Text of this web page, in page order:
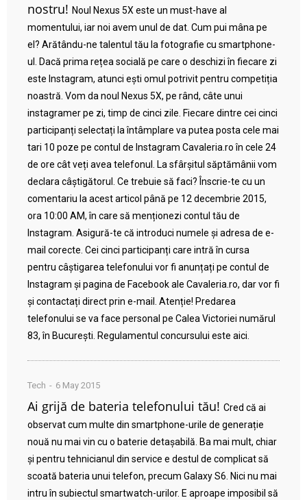
nostru! Noul Nexus 5X este un must-have al
momentului, iar noi avem unul de dat. Cum pui mâna pe
el? Arătându-ne talentul tău la fotografie cu smartphone-
ul. Dacă prima rețea socială pe care o deschizi în fiecare zi
este Instagram, atunci ești omul potrivit pentru competiția
noastră. Vom da noul Nexus 5X, pe rând, câte unui
instagramer pe zi, timp de cinci zile. Fiecare dintre cei cinci
participanți selectați la întâmplare va putea posta cele mai
tari 10 poze pe contul de Instagram Cavaleria.ro în cele 24
de ore cât veți avea telefonul. La sfârșitul săptămânii vom
declara câștigătorul. Ce trebuie să faci? Înscrie-te cu un
comentariu la acest articol până pe 12 decembrie 2015,
ora 10:00 AM, în care să menționezi contul tău de
Instagram. Asigură-te că introduci numele și adresa de e-
mail corecte. Cei cinci participanți care intră în cursa
pentru câștigarea telefonului vor fi anunțați pe contul de
Instagram și pagina de Facebook ale Cavaleria.ro, dar vor fi
și contactați direct prin e-mail. Atenție! Predarea
telefonului se va face personal pe Calea Victoriei numărul
83, în București. Regulamentul concursului este aici.
Tech 6 May 2015
Ai grijă de bateria telefonului tău! Cred că ai
observat cum multe din smartphone-urile de generație
nouă nu mai vin cu o baterie detașabilă. Ba mai mult, chiar
și pentru tehnicianul din service e destul de complicat să
scoată bateria unui telefon, precum Galaxy S6. Nici nu mai
intru în subiectul smartwatch-urilor. E aproape imposibil să